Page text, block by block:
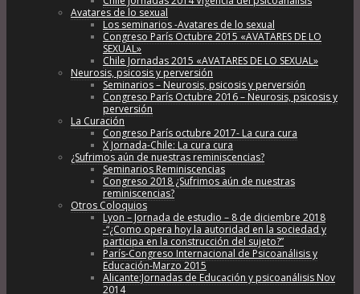
Avatares de lo sexual
Los seminarios -Avatares de lo sexual
Congreso París Octubre 2015 «AVATARES DE LO
SEXUAL»
Chile Jornadas 2015 «AVATARES DE LO SEXUAL»
Neurosis, psicosis y perversión
Seminarios – Neurosis, psicosis y perversión
Congreso París Octubre 2016 – Neurosis, psicosis y
perversión
La Curación
Congreso París octubre 2017- La cura cura
X Jornada-Chile: La cura cura
¿Sufrimos aún de nuestras reminiscencias?
Seminarios Reminiscencias
Congreso 2018 ¿Sufrimos aún de nuestras
reminiscencias?
Otros Coloquios
Lyon – Jornada de estudio – 8 de diciembre 2018
-“¿Como opera hoy la autoridad en la sociedad y
participa en la construcción del sujeto?”
París-Congreso Internacional de Psicoanálisis y
Educación-Marzo 2015
Alicante:Jornadas de Educación y psicoanálisis Nov
2014